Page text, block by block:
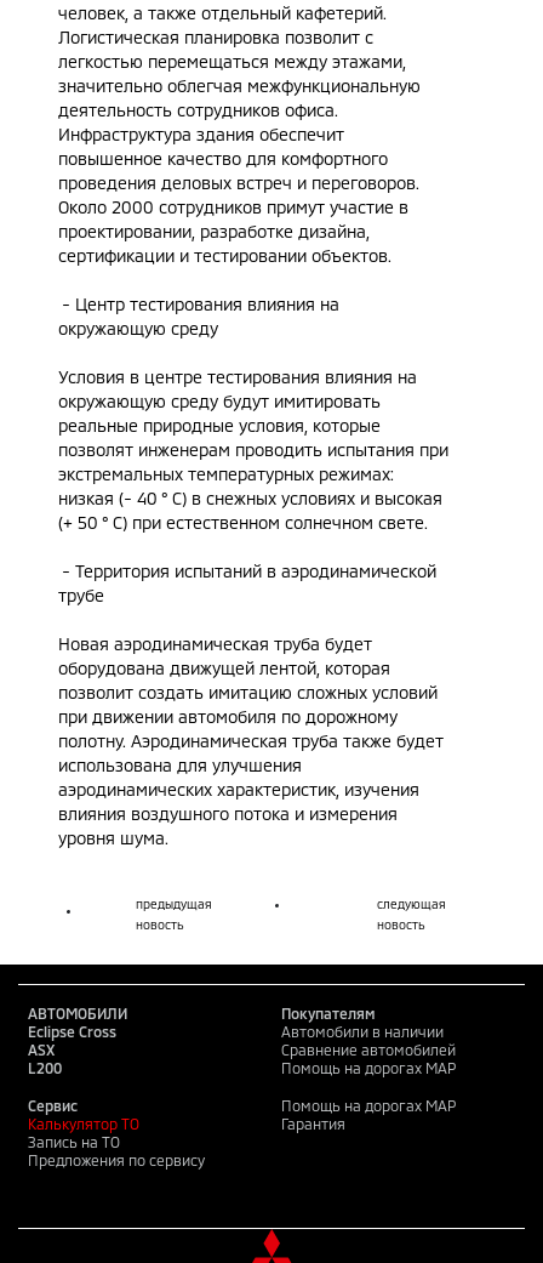
человек, а также отдельный кафетерий.
Логистическая планировка позволит с
легкостью перемещаться между этажами,
значительно облегчая межфункциональную
деятельность сотрудников офиса.
Инфраструктура здания обеспечит
повышенное качество для комфортного
проведения деловых встреч и переговоров.
Около 2000 сотрудников примут участие в
проектировании, разработке дизайна,
сертификации и тестировании объектов.
- Центр тестирования влияния на
окружающую среду
Условия в центре тестирования влияния на
окружающую среду будут имитировать
реальные природные условия, которые
позволят инженерам проводить испытания при
экстремальных температурных режимах:
низкая (- 40 ° C) в снежных условиях и высокая
(+ 50 ° C) при естественном солнечном свете.
- Территория испытаний в аэродинамической
трубе
Новая аэродинамическая труба будет
оборудована движущей лентой, которая
позволит создать имитацию сложных условий
при движении автомобиля по дорожному
полотну. Аэродинамическая труба также будет
использована для улучшения
аэродинамических характеристик, изучения
влияния воздушного потока и измерения
уровня шума.
предыдущая
новость
следующая
новость
АВТОМОБИЛИ
Eclipse Cross
ASX
L200
Покупателям
Автомобили в наличии
Сравнение автомобилей
Помощь на дорогах MAP
Сервис
Калькулятор ТО
Запись на ТО
Предложения по сервису
Помощь на дорогах MAP
Гарантия